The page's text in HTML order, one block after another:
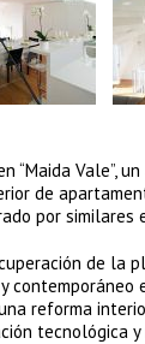
“Maida Vale”,
de
por
de la
reforma
tecnológica y